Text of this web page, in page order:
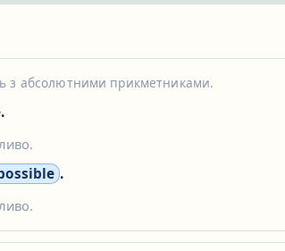
з абсолютними прикметниками.
.